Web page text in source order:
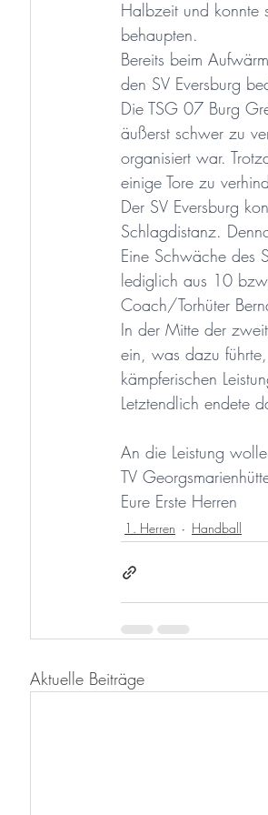
Weiterbildung
Senioren Jazzdance
Halbzeit und konnte
behaupten.
Bereits beim
den SV Eversburg
Die TSG 07 Burg
äußerst schwer zu
organisiert war.
einige Tore zu
Der SV Eversburg
Schlagdistanz.
Eine Schwäche des
lediglich aus 10
Coach/Torhüter
In der Mitte der
ein, was dazu
kämpferischen
Letztendlich endete
An die Leistung
TV
Eure Erste Herren
1. Herren Handball
Aktuelle Beiträge